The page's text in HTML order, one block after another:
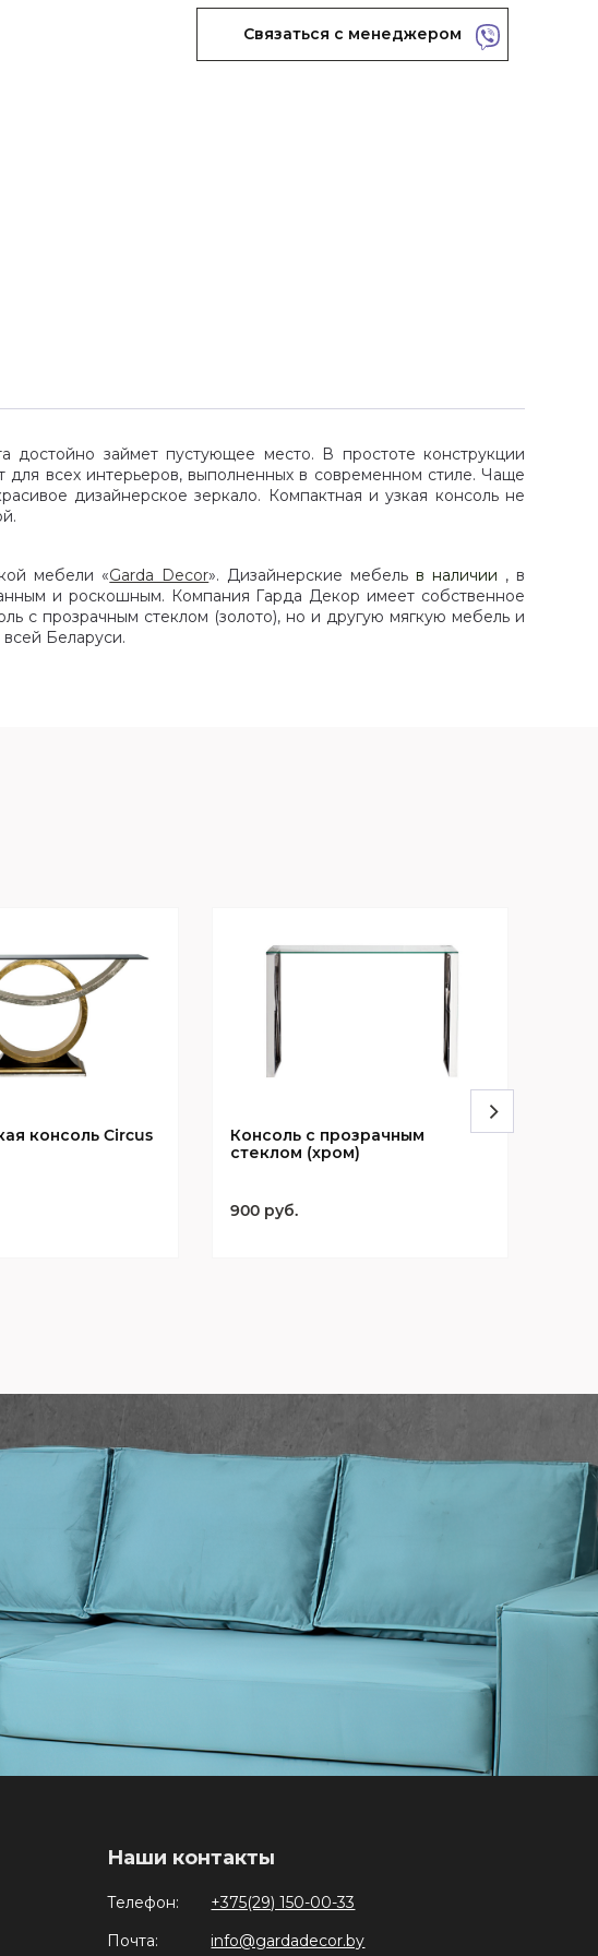
Связаться с менеджером
достойно займет пустующее место. В простоте конструкции
для всех интерьеров, выполненных в современном стиле. Чаще
дизайнерское зеркало. Компактная и узкая консоль не
мебели «Garda Decor». Дизайнерские мебель в наличии , в
и роскошным. Компания Гарда Декор имеет собственное
с прозрачным стеклом (золото), но и другую мягкую мебель и
Беларуси.
консоль Circus
Консоль с прозрачным
стеклом (хром)
900 руб.
Наши контакты
Телефон:
+375(29) 150-00-33
Почта:
info@gardadecor.by